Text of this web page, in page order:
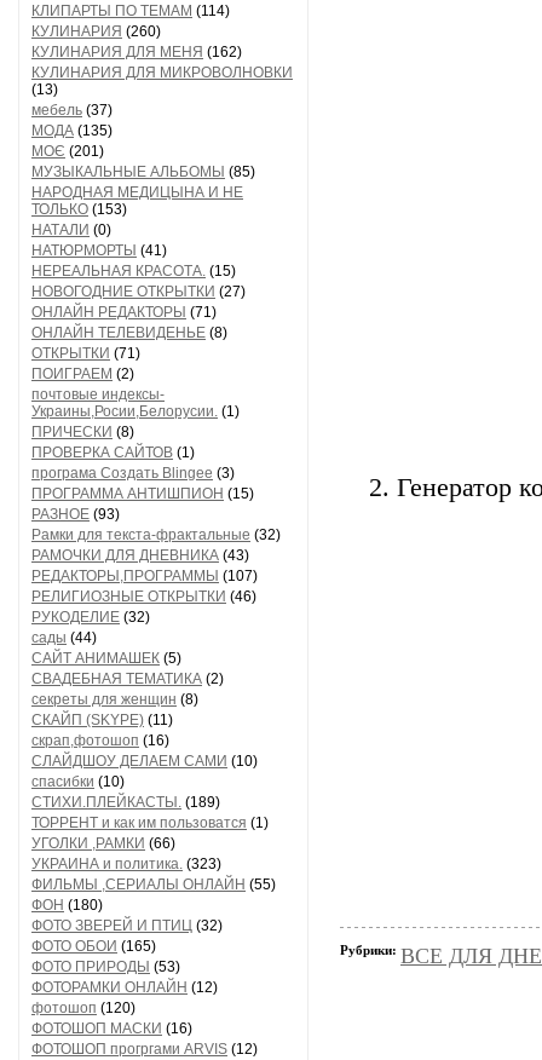
КЛИПАРТЫ ПО ТЕМАМ (114)
КУЛИНАРИЯ (260)
КУЛИНАРИЯ ДЛЯ МЕНЯ (162)
КУЛИНАРИЯ ДЛЯ МИКРОВОЛНОВКИ
(13)
мебель (37)
МОДА (135)
МОЄ (201)
МУЗЫКАЛЬНЫЕ АЛЬБОМЫ (85)
НАРОДНАЯ МЕДИЦЫНА И НЕ
ТОЛЬКО (153)
НАТАЛИ (0)
НАТЮРМОРТЫ (41)
НЕРЕАЛЬНАЯ КРАСОТА. (15)
НОВОГОДНИЕ ОТКРЫТКИ (27)
ОНЛАЙН РЕДАКТОРЫ (71)
ОНЛАЙН ТЕЛЕВИДЕНЬЕ (8)
ОТКРЫТКИ (71)
ПОИГРАЕМ (2)
почтовые индексы-
Украины,Росии,Белорусии. (1)
ПРИЧЕСКИ (8)
ПРОВЕРКА САЙТОВ (1)
програма Создать Blingee (3)
ПРОГРАММА АНТИШПИОН (15)
РАЗНОЕ (93)
Рамки для текста-фрактальные (32)
РАМОЧКИ ДЛЯ ДНЕВНИКА (43)
РЕДАКТОРЫ,ПРОГРАММЫ (107)
РЕЛИГИОЗНЫЕ ОТКРЫТКИ (46)
РУКОДЕЛИЕ (32)
сады (44)
САЙТ АНИМАШЕК (5)
СВАДЕБНАЯ ТЕМАТИКА (2)
секреты для женщин (8)
СКАЙП (SKYPE) (11)
скрап,фотошоп (16)
СЛАЙДШОУ ДЕЛАЕМ САМИ (10)
спасибки (10)
СТИХИ.ПЛЕЙКАСТЫ. (189)
ТОРРЕНТ и как им пользоватся (1)
УГОЛКИ ,РАМКИ (66)
УКРАИНА и политика. (323)
ФИЛЬМЫ ,СЕРИАЛЫ ОНЛАЙН (55)
ФОН (180)
ФОТО ЗВЕРЕЙ И ПТИЦ (32)
ФОТО ОБОИ (165)
ФОТО ПРИРОДЫ (53)
ФОТОРАМКИ ОНЛАЙН (12)
фотошоп (120)
ФОТОШОП МАСКИ (16)
ФОТОШОП прогргами ARVIS (12)
2. Генератор
Рубрики: ВСЕ ДЛЯ